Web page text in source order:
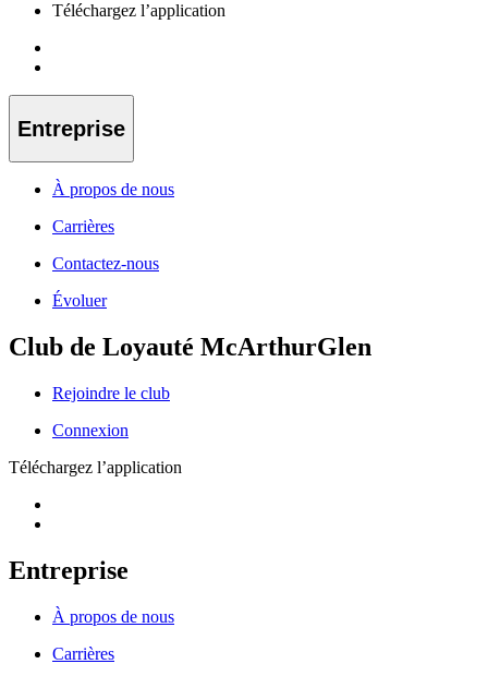
Téléchargez l’application
Entreprise
À propos de nous
Carrières
Contactez-nous
Évoluer
Club de Loyauté McArthurGlen
Rejoindre le club
Connexion
Téléchargez l’application
Entreprise
À propos de nous
Carrières